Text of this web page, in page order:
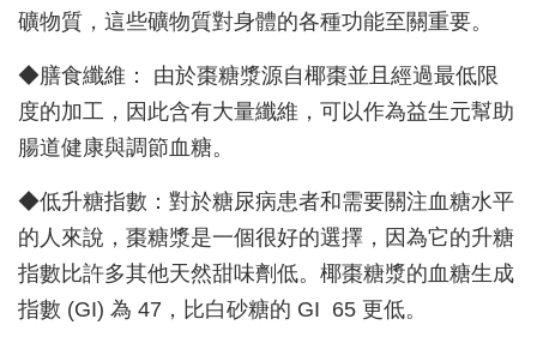
礦物質，這些礦物質對身體的各種功能至關重要。
◆膳食纖維： 由於棗糖漿源自椰棗並且經過最低限
度的加工，因此含有大量纖維，可以作為益生元幫助
腸道健康與調節血糖。
◆低升糖指數：對於糖尿病患者和需要關注血糖水平
的人來說，棗糖漿是一個很好的選擇，因為它的升糖
指數比許多其他天然甜味劑低。椰棗糖漿的血糖生成
指數 (GI) 為 47，比白砂糖的 GI 65 更低。